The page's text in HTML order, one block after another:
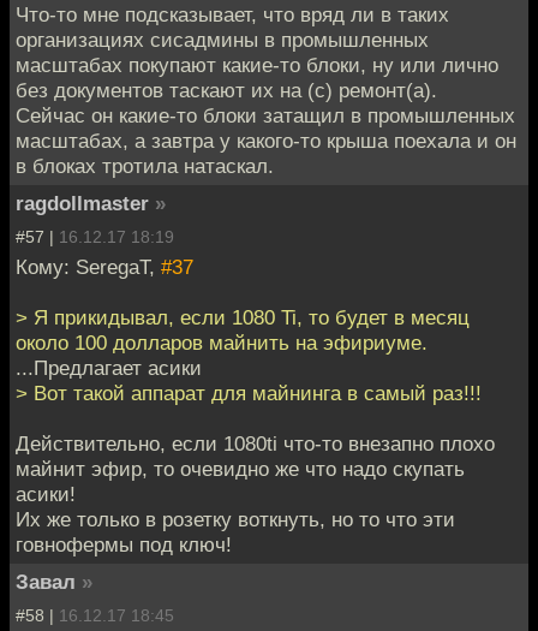
Что-то мне подсказывает, что вряд ли в таких
организациях сисадмины в промышленных
масштабах покупают какие-то блоки, ну или лично
без документов таскают их на (с) ремонт(а).
Сейчас он какие-то блоки затащил в промышленных
масштабах, а завтра у какого-то крыша поехала и он
в блоках тротила натаскал.
ragdollmaster »
#57 | 16.12.17 18:19
Кому: SeregaT, #37
> Я прикидывал, если 1080 Ti, то будет в месяц
около 100 долларов майнить на эфириуме.
...Предлагает асики
> Вот такой аппарат для майнинга в самый раз!!!
Действительно, если 1080ti что-то внезапно плохо
майнит эфир, то очевидно же что надо скупать
асики!
Их же только в розетку воткнуть, но то что эти
говнофермы под ключ!
Завал »
#58 | 16.12.17 18:45